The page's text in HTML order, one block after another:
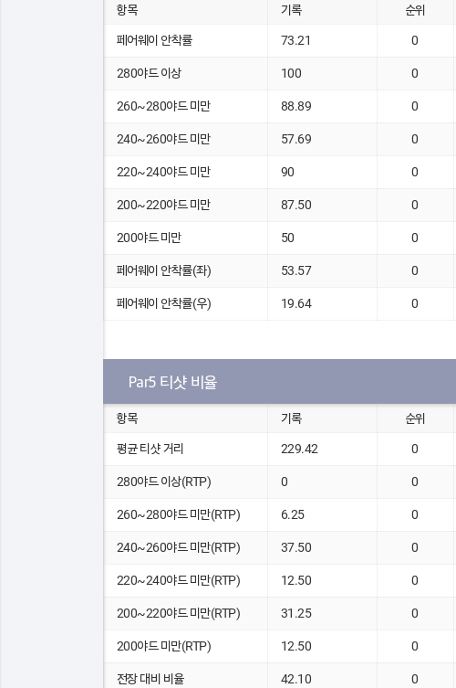
항목 기록 순위
페어웨이 안착률 73.21 0
280야드 이상 100 0
260~280야드 미만 88.89 0
240~260야드 미만 57.69 0
220~240야드 미만 90 0
200~220야드 미만 87.50 0
200야드 미만 50 0
페어웨이 안착률(좌) 53.57 0
페어웨이 안착률(우) 19.64 0
Par5 티샷 비율
항목 기록 순위
평균 티샷 거리 229.42 0
280야드 이상(RTP) 0 0
260~280야드 미만(RTP) 6.25 0
240~260야드 미만(RTP) 37.50 0
220~240야드 미만(RTP) 12.50 0
200~220야드 미만(RTP) 31.25 0
200야드 미만(RTP) 12.50 0
전장 대비 비율 42.10 0